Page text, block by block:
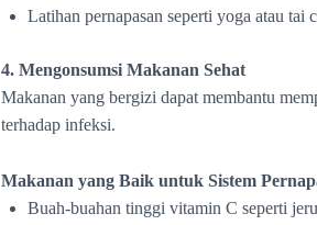
Latihan pernapasan seperti yoga atau tai
4. Mengonsumsi Makanan Sehat
Makanan yang bergizi dapat membantu
terhadap infeksi.
Makanan yang Baik untuk Sistem
Buah-buahan tinggi vitamin C seperti